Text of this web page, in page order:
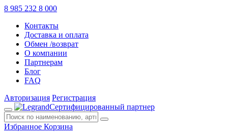
8 985 232 8 000
Контакты
Доставка и оплата
Обмен /возврат
О компании
Партнерам
Блог
FAQ
Авторизация Регистрация
Сертифицированный партнер
Избранное Корзина